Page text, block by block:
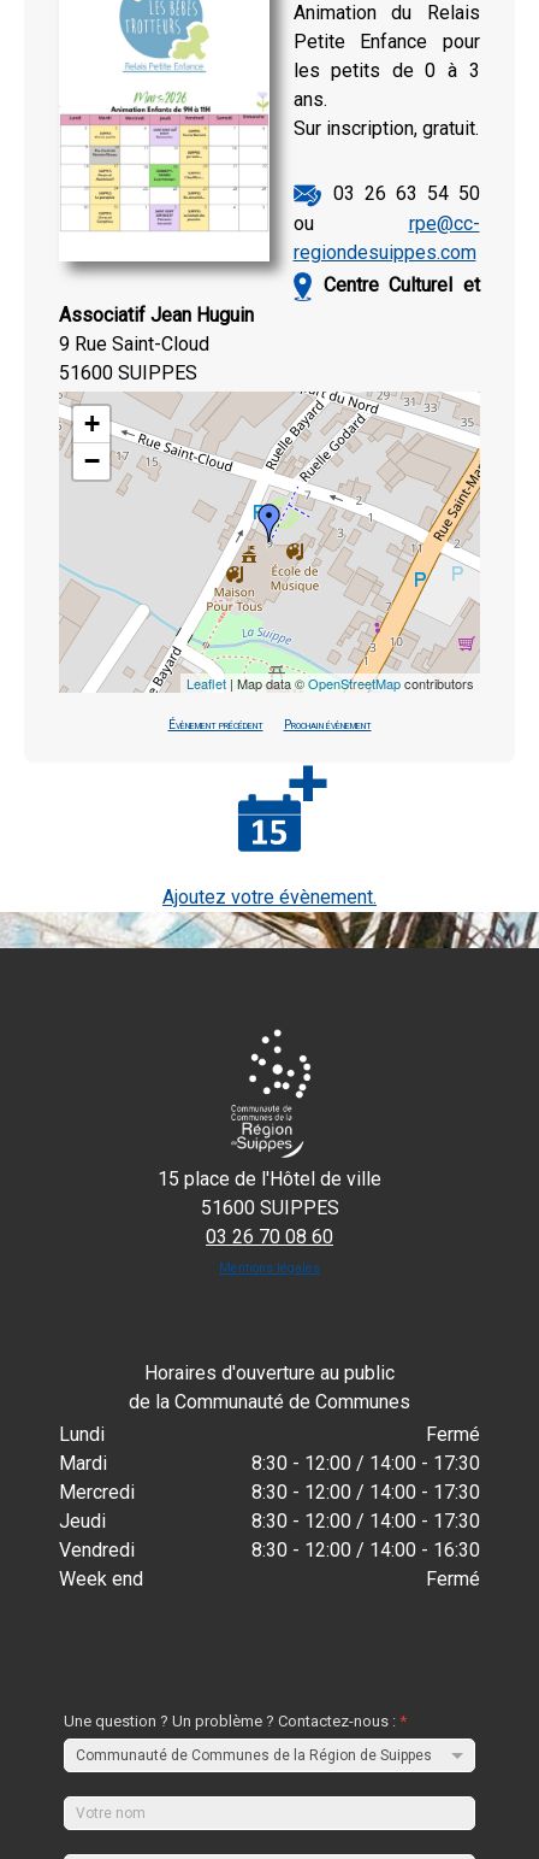
Animation du Relais
Petite Enfance pour
les petits de 0 à 3
ans.
Sur inscription, gratuit.
03 26 63 54 50
ou rpe@cc-
regiondesuippes.com
Centre Culturel et
Associatif Jean Huguin
9 Rue Saint-Cloud
51600 SUIPPES
+
−
Leaflet| Map data ©OpenStreetMapcontributors
Évènement précédent Prochain évènement
Ajoutez votre évènement.
15 place de l'Hôtel de ville
51600 SUIPPES
03 26 70 08 60
Mentions légales
Horaires d'ouverture au public
de la Communauté de Communes
Lundi
Fermé
Mardi
8:30 - 12:00 / 14:00 - 17:30
Mercredi
8:30 - 12:00 / 14:00 - 17:30
Jeudi
8:30 - 12:00 / 14:00 - 17:30
Vendredi
8:30 - 12:00 / 14:00 - 16:30
Week end
Fermé
Une question ? Un problème ? Contactez-nous :*